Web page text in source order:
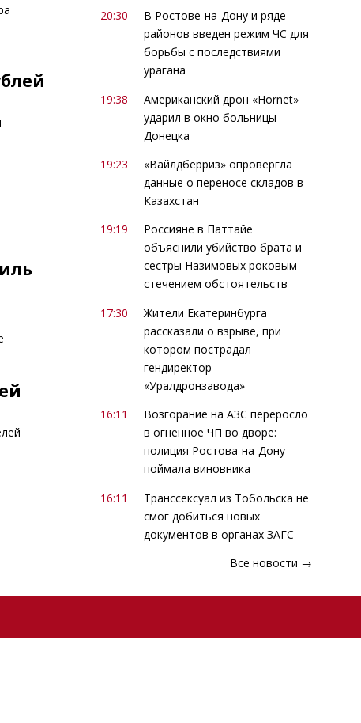
20:30
В Ростове-на-Дону и ряде
районов введен режим ЧС для
борьбы с последствиями
урагана
19:38
Американский дрон «Hornet»
ударил в окно больницы
Донецка
19:23
«Вайлдберриз» опровергла
данные о переносе складов в
Казахстан
19:19
Россияне в Паттайе
объяснили убийство брата и
сестры Назимовых роковым
стечением обстоятельств
17:30
Жители Екатеринбурга
рассказали о взрыве, при
котором пострадал
гендиректор
«Уралдронзавода»
16:11
Возгорание на АЗС переросло
в огненное ЧП во дворе:
полиция Ростова-на-Дону
поймала виновника
16:11
Транссексуал из Тобольска не
смог добиться новых
документов в органах ЗАГС
Все новости →